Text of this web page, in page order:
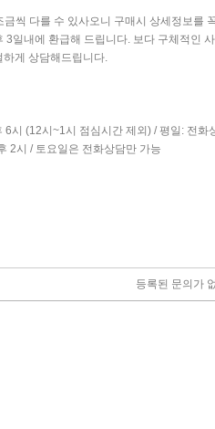
씩 다를 수 있사오니 구매시 상세정보를
3일내에 환급해 드립니다. 보다 구체적인
게 상담해드립니다.
6시 (12시~1시 점심시간 제외) / 평일: 전화
2시 / 토요일은 전화상담만 가능
등록된 문의가